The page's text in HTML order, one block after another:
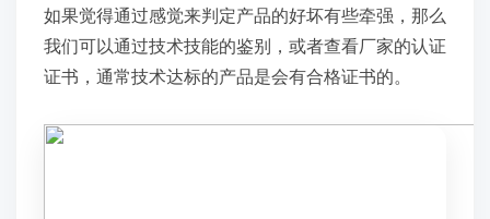
如果觉得通过感觉来判定产品的好坏有些牵强，那么
我们可以通过技术技能的鉴别，或者查看厂家的认证
证书，通常技术达标的产品是会有合格证书的。